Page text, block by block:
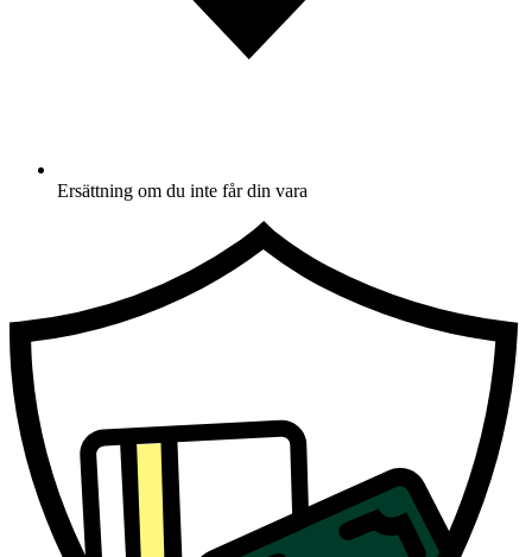
Ersättning om du inte får din vara